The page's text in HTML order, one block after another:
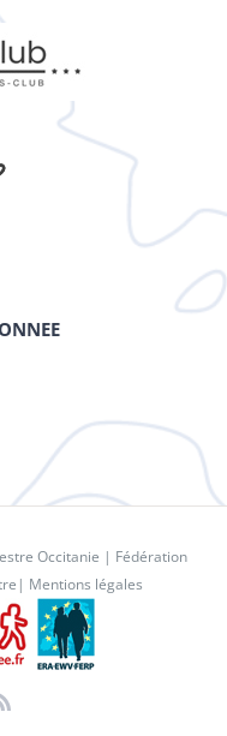
Occitanie | Fédération
| Mentions légales